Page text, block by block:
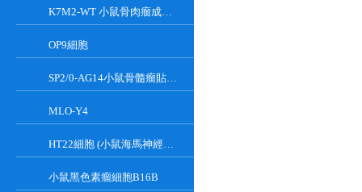
K7M2-WT 小鼠骨肉瘤成骨細胞系
OP9細胞
SP2/0-AG14小鼠骨髓瘤貼壁細胞系
MLO-Y4
HT22細胞 (小鼠海馬神經元細胞) (STR鑒定正確)
小鼠黑色素瘤細胞B16B